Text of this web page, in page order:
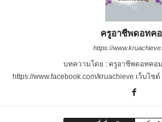
ครูอาชีพดอทค
https://
บทความโดย : ครูอาชีพดอทคอ
https://www.facebook.com/kruachieve เว็บไซ